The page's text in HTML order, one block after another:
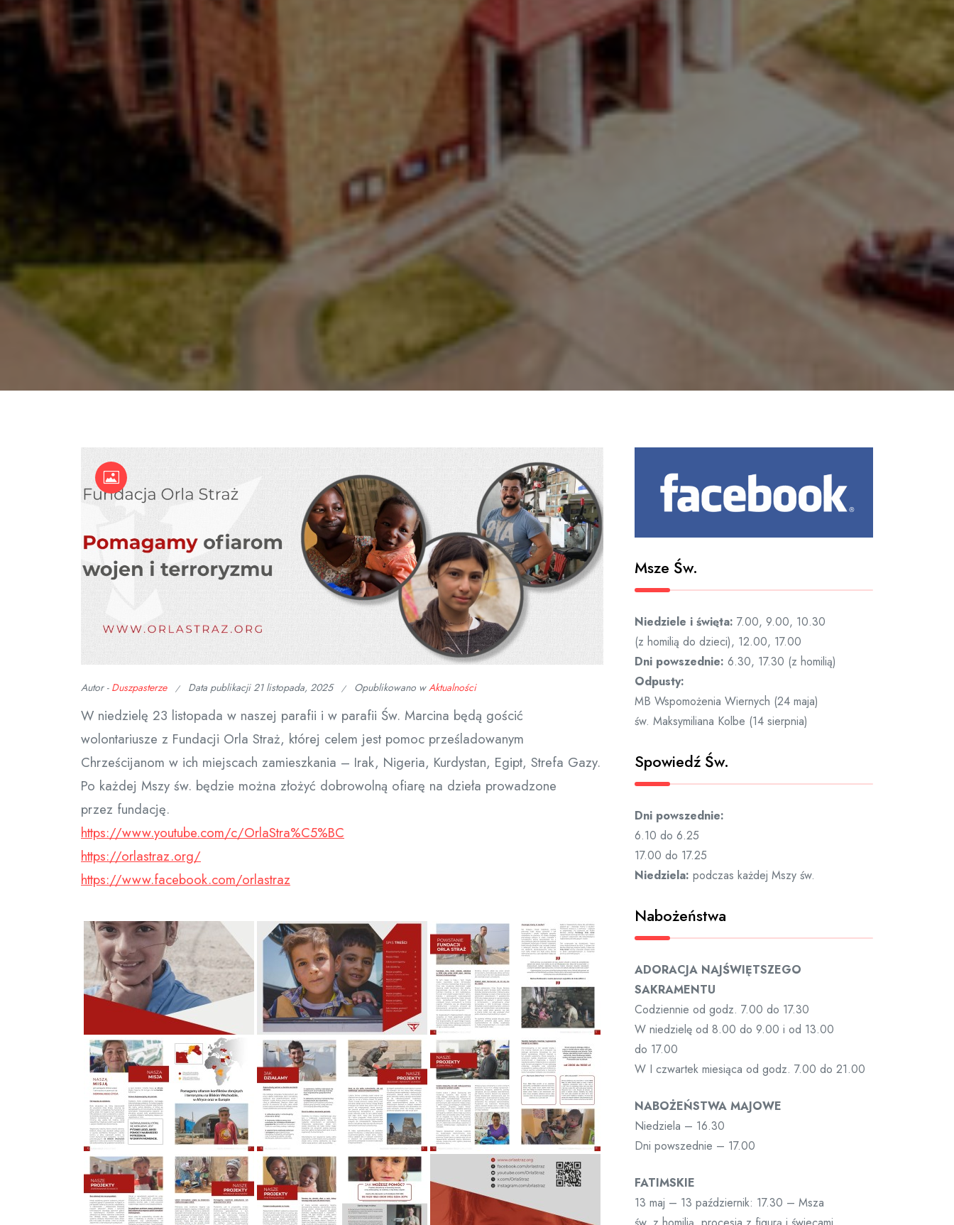
Autor - Duszpasterze Data publikacji21 listopada, 2025 Opublikowano wAktualności
W niedzielę 23 listopada w naszej parafii i w parafii Św. Marcina będą gościć
wolontariusze z Fundacji Orla Straż, której celem jest pomoc prześladowanym
Chrześcijanom w ich miejscach zamieszkania – Irak, Nigeria, Kurdystan, Egipt, Strefa Gazy.
Po każdej Mszy św. będzie można złożyć dobrowolną ofiarę na dzieła prowadzone
przez fundację.
https://www.youtube.com/c/OrlaStra%C5%BC
https://orlastraz.org/
https://www.facebook.com/orlastraz
Msze Św.
Niedziele i święta: 7.00, 9.00, 10.30
(z homilią do dzieci), 12.00, 17.00
Dni powszednie: 6.30, 17.30 (z homilią)
Odpusty:
MB Wspomożenia Wiernych (24 maja)
św. Maksymiliana Kolbe (14 sierpnia)
Spowiedź Św.
Dni powszednie:
6.10 do 6.25
17.00 do 17.25
Niedziela: podczas każdej Mszy św.
Nabożeństwa
ADORACJA NAJŚWIĘTSZEGO
SAKRAMENTU
Codziennie od godz. 7.00 do 17.30
W niedzielę od 8.00 do 9.00 i od 13.00
do 17.00
W I czwartek miesiąca od godz. 7.00 do 21.00
NABOŻEŃSTWA MAJOWE
Niedziela – 16.30
Dni powszednie – 17.00
FATIMSKIE
13 maj – 13 październik: 17.30 – Msza